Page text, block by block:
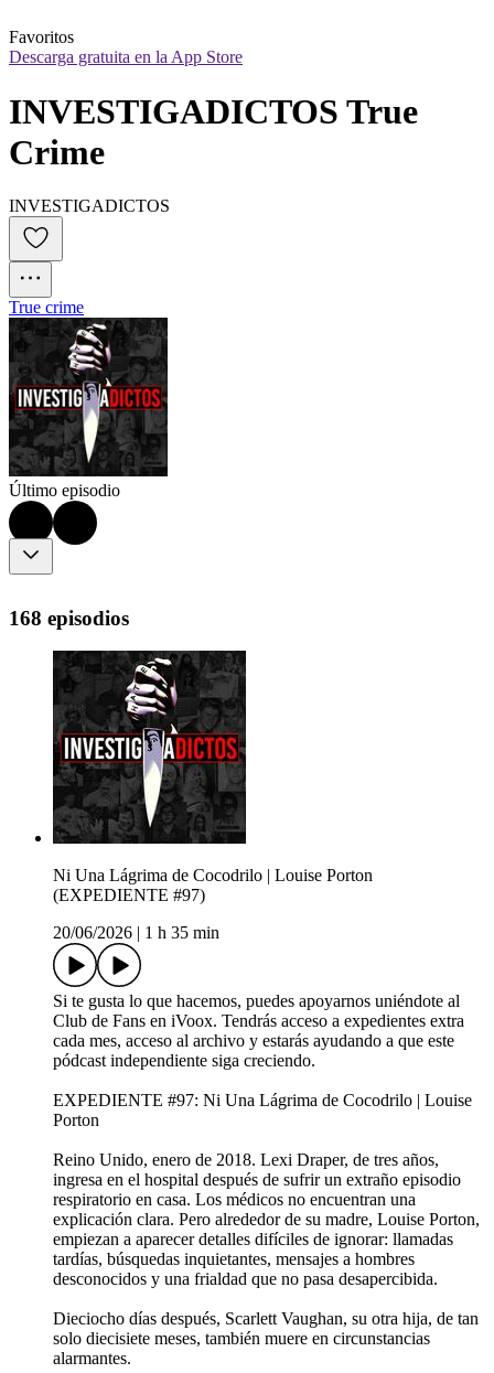
Favoritos
Descarga gratuita en la App Store
INVESTIGADICTOS True
Crime
INVESTIGADICTOS
True crime
Último episodio
168 episodios
Ni Una Lágrima de Cocodrilo | Louise Porton
(EXPEDIENTE #97)
20/06/2026
1 h 35 min
Si te gusta lo que hacemos, puedes apoyarnos uniéndote al
Club de Fans en iVoox. Tendrás acceso a expedientes extra
cada mes, acceso al archivo y estarás ayudando a que este
pódcast independiente siga creciendo.
EXPEDIENTE #97: Ni Una Lágrima de Cocodrilo | Louise
Porton
Reino Unido, enero de 2018. Lexi Draper, de tres años,
ingresa en el hospital después de sufrir un extraño episodio
respiratorio en casa. Los médicos no encuentran una
explicación clara. Pero alrededor de su madre, Louise Porton,
empiezan a aparecer detalles difíciles de ignorar: llamadas
tardías, búsquedas inquietantes, mensajes a hombres
desconocidos y una frialdad que no pasa desapercibida.
Dieciocho días después, Scarlett Vaughan, su otra hija, de tan
solo diecisiete meses, también muere en circunstancias
alarmantes.